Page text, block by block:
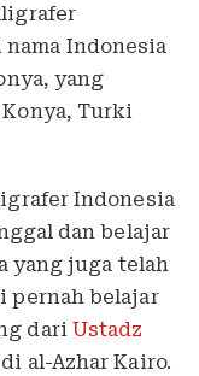
Indonesia
yang
Turki
Indonesia
dan belajar
yang juga telah
pernah belajar
dari Ustadz
al-Azhar Kairo.